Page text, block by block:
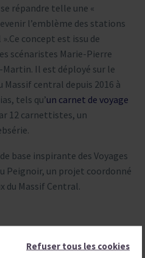
Refuser tous les cookies
répandre telle une «
l’emblème des stations
concept est issu de
scénaristes Marie-Pierre
Il est déployé sur le
Massif central depuis 2016 à
tels qu’un carnet de voyage
12 carnettistes, un
base inspirante des Voyages
Peignoir, un projet coordonné
du Massif Central.